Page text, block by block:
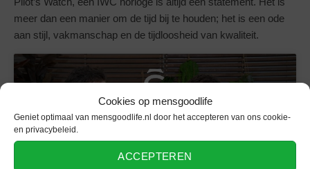
Cookies op mensgoodlife
Geniet optimaal van mensgoodlife.nl door het accepteren van ons cookie-
en privacybeleid.
ACCEPTEREN
meer dan een manier om de tijd bij te houden; het is een ode
aan stijl, vakmanschap en de tijdloosheid van kwaliteit.
Klik om marketing cookies te accepteren
en deze inhoud in te schakelen